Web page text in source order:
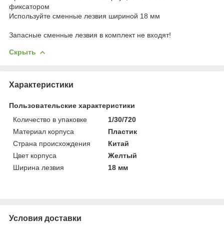
фиксатором
Используйте сменные лезвия шириной 18 мм
Запасные сменные лезвия в комплект не входят!
Скрыть
Характеристики
Пользовательские характеристики
Количество в упаковке
1/30/720
Материал корпуса
Пластик
Страна происхождения
Китай
Цвет корпуса
Желтый
Ширина лезвия
18 мм
Условия доставки